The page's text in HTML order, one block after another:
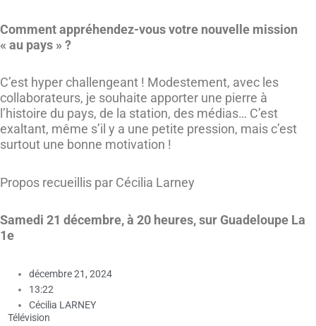
Comment appréhendez-vous votre nouvelle mission
« au pays » ?
C’est hyper challengeant ! Modestement, avec les
collaborateurs, je souhaite apporter une pierre à
l’histoire du pays, de la station, des médias… C’est
exaltant, même s’il y a une petite pression, mais c’est
surtout une bonne motivation !
Propos recueillis par Cécilia Larney
Samedi 21 décembre, à 20 heures, sur Guadeloupe La
1e
décembre 21, 2024
13:22
Cécilia LARNEY
Télévision